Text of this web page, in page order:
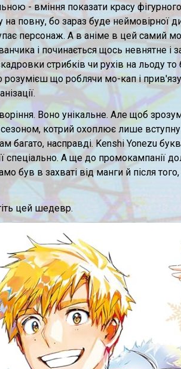
- вміння показати красу
повну, бо зараз буде неймовірної
персонаж. А в аніме в цей самий
і починається щось невнятне і
стрибків чи рухів на льоду
розумієш що роблячи мо-кап і
Воно унікальне. Але щоб
котрий охоплює лише вступну
багато, насправді. Kenshi Yonezu
спеціально. А ще до промокампанії
був в захваті від манги й після
цей шедевр.